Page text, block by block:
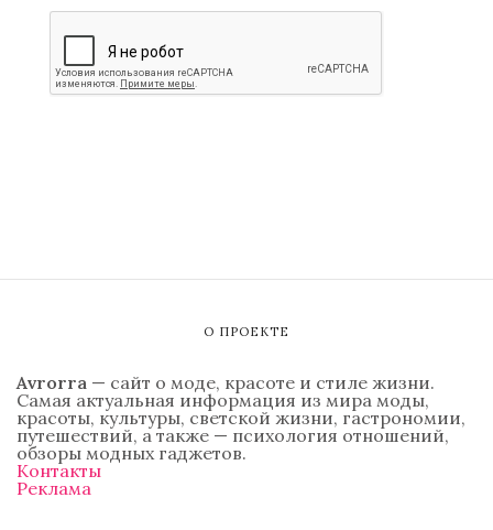
О ПРОЕКТЕ
Avrorra — сайт о моде, красоте и стиле жизни.
Самая актуальная информация из мира моды,
красоты, культуры, светской жизни, гастрономии,
путешествий, а также — психология отношений,
обзоры модных гаджетов.
Контакты
Реклама